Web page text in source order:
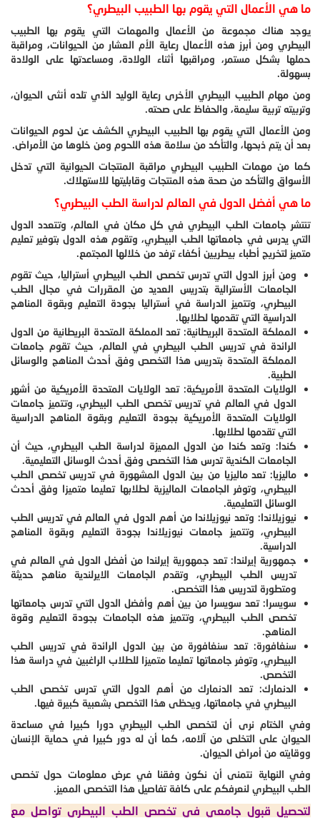
ما هي الأعمال التي يقوم بها الطبيب البيطري؟
يوجد هناك مجموعة من الأعمال والمهمات التي يقوم بها الطبيب
البيطري ومن أبرز هذه الأعمال رعاية الأم العشار من الحيوانات، ومراقبة
حملها بشكل مستمر، ومراقبها أثناء الولادة، ومساعدتها على الولادة
بسهولة.
ومن مهام الطبيب البيطري الأخرى رعاية الوليد الذي تلده أنثى الحيوان،
وتربيته تربية سليمة، والحفاظ على صحته.
ومن الأعمال التي يقوم بها الطبيب البيطري الكشف عن لحوم الحيوانات
بعد أن يتم ذبحها، والتأكد من سلامة هذه اللحوم ومن خلوها من الأمراض.
كما من مهمات الطبيب البيطري مراقبة المنتجات الحيوانية التي تدخل
الأسواق والتأكد من صحة هذه المنتجات وقابليتها للاستهلاك.
ما هي أفضل الدول في العالم لدراسة الطب البيطري؟
تنتشر جامعات الطب البيطري في كل مكان في العالم، وتتعدد الدول
التي يدرس في جامعاتها الطب البيطري، وتقوم هذه الدول بتوفير تعليم
متميز لتخريج أطباء بيطريين أكفاء ترفد من خلالها المجتمع.
ومن أبرز الدول التي تدرس تخصص الطب البيطري أستراليا، حيث تقوم
الجامعات الأسترالية بتدريس العديد من المقررات في مجال الطب
البيطري، وتتميز الدراسة في أستراليا بجودة التعليم وبقوة المناهج
الدراسية التي تقدمها لطلابها.
المملكة المتحدة البريطانية: تعد المملكة المتحدة البريطانية من الدول
الرائدة في تدريس الطب البيطري في العالم، حيث تقوم جامعات
المملكة المتحدة بتدريس هذا التخصص وفق أحدث المناهج والوسائل
الطبية.
الولايات المتحدة الأمريكية: تعد الولايات المتحدة الأمريكية من أشهر
الدول في العالم في تدريس تخصص الطب البيطري، وتتميز جامعات
الولايات المتحدة الأمريكية بجودة التعليم وبقوة المناهج الدراسية
التي تقدمها لطلابها.
كندا: وتعد كندا من الدول المميزة لدراسة الطب البيطري، حيث أن
الجامعات الكندية تدرس هذا التخصص وفق أحدث الوسائل التعليمية.
ماليزيا: تعد ماليزيا من بين الدول المشهورة في تدريس تخصص الطب
البيطري، وتوفر الجامعات الماليزية لطلابها تعليما متميزا وفق أحدث
الوسائل التعليمية.
نيوزيلاندا: وتعد نيوزيلاندا من أهم الدول في العالم في تدريس الطب
البيطري، وتتميز جامعات نيوزيلاندا بجودة التعليم وبقوة المناهج
الدراسية.
جمهورية إيرلندا: تعد جمهورية إيرلندا من أفضل الدول في العالم في
تدريس الطب البيطري، وتقدم الجامعات الايرلندية مناهج حديثة
ومتطورة لتدريس هذا التخصص.
سويسرا: تعد سويسرا من بين أهم وأفضل الدول التي تدرس جامعاتها
تخصص الطب البيطري، وتتميز هذه الجامعات بجودة التعليم وقوة
المناهج.
سنغافورة: تعد سنغافورة من بين الدول الرائدة في تدريس الطب
البيطري، وتوفر جامعاتها تعليما متميزا للطلاب الراغبين في دراسة هذا
التخصص.
الدنمارك: تعد الدنمارك من أهم الدول التي تدرس تخصص الطب
البيطري في جامعاتها، ويحظى هذا التخصص بشعبية كبيرة فيها.
وفي الختام نرى أن لتخصص الطب البيطري دورا كبيرا في مساعدة
الحيوان على التخلص من آلامه، كما أن له دور كبيرا في حماية الإنسان
ووقايته من أمراض الحيوان.
وفي النهاية نتمنى أن نكون وفقنا في عرض معلومات حول تخصص
الطب البيطري لنعرفكم على كافة تفاصيل هذا التخصص المميز.
لتحصيل قبول جامعي في تخصص الطب البيطري تواصل مع